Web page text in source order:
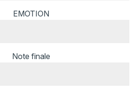
EMOTION
Note finale